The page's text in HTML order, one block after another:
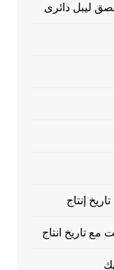
ليبل دائرى
إنتاج
مع تاريخ انتاج